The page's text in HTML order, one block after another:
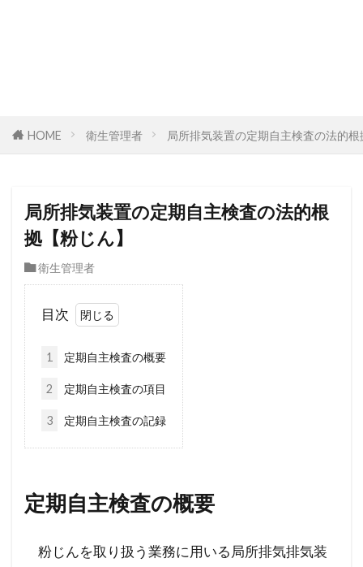
HOME 衛生管理者 局所排気装置の定期自主検査の法的
局所排気装置の定期自主検査の法的根
拠【粉じん】
衛生管理者
目次
1 定期自主検査の概要
2 定期自主検査の項目
3 定期自主検査の記録
定期自主検査の概要
粉じんを取り扱う業務に用いる局所排気排気装